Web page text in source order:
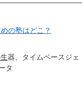
の塾はどこ？
器、タイムベースジェ
タ